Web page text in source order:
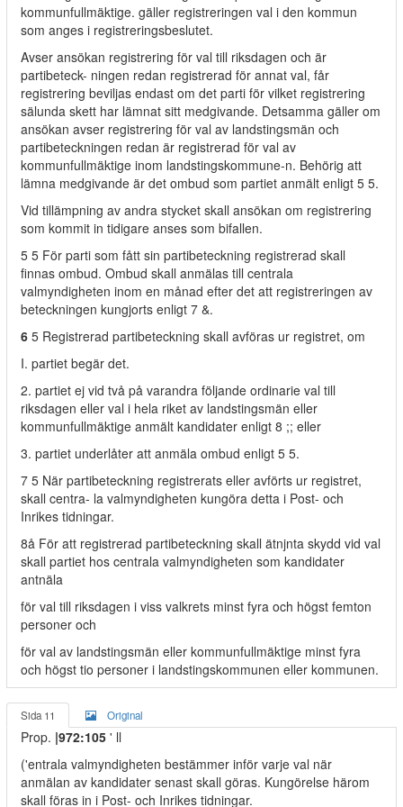
kommunfullmäktige. gäller registreringen val i den kommun
som anges i registreringsbeslutet.
Avser ansökan registrering för val till riksdagen och är
partibeteck- ningen redan registrerad för annat val, får
registrering beviljas endast om det parti för vilket registrering
sälunda skett har lämnat sitt medgivande. Detsamma gäller om
ansökan avser registrering för val av landstingsmän och
partibeteckningen redan är registrerad för val av
kommunfullmäktige inom landstingskommune-n. Behörig att
lämna medgivande är det ombud som partiet anmält enligt 5 5.
Vid tillämpning av andra stycket skall ansökan om registrering
som kommit in tidigare anses som bifallen.
5 5 För parti som fått sin partibeteckning registrerad skall
finnas ombud. Ombud skall anmälas till centrala
valmyndigheten inom en månad efter det att registreringen av
beteckningen kungjorts enligt 7 &.
6 5 Registrerad partibeteckning skall avföras ur registret, om
I. partiet begär det.
2. partiet ej vid två på varandra följande ordinarie val till
riksdagen eller val i hela riket av landstingsmän eller
kommunfullmäktige anmält kandidater enligt 8 ;; eller
3. partiet underlåter att anmäla ombud enligt 5 5.
7 5 När partibeteckning registrerats eller avförts ur registret,
skall centra- la valmyndigheten kungöra detta i Post- och
Inrikes tidningar.
8å För att registrerad partibeteckning skall ätnjnta skydd vid val
skall partiet hos centrala valmyndigheten som kandidater
antnäla
för val till riksdagen i viss valkrets minst fyra och högst femton
personer och
för val av landstingsmän eller kommunfullmäktige minst fyra
och högst tio personer i landstingskommunen eller kommunen.
Sida 11 Original
Prop. |972:105 ' ll
('entrala valmyndigheten bestämmer inför varje val när
anmälan av kandidater senast skall göras. Kungörelse härom
skall föras in i Post- och Inrikes tidningar.